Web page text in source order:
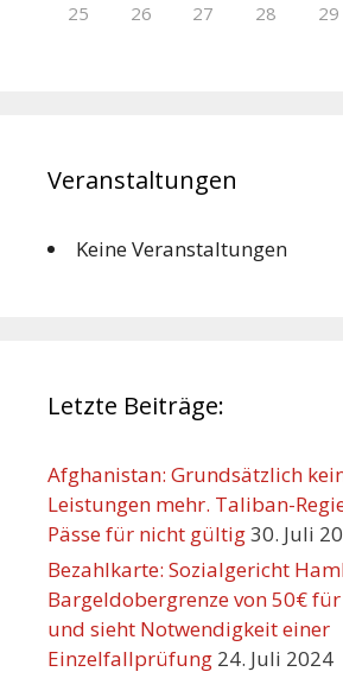
25 26 27 28 29
Veranstaltungen
Keine Veranstaltungen
Letzte Beiträge:
Afghanistan: Grundsätzlich
Leistungen mehr. Taliban-
Pässe für nicht gültig30. Juli
Bezahlkarte: Sozialgericht
Bargeldobergrenze von 50€
und sieht Notwendigkeit einer
Einzelfallprüfung 24. Juli 2024